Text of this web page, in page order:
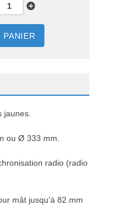
PANIER
jaunes.
ou Ø 333 mm.
radio (radio
mât jusqu'à 82 mm